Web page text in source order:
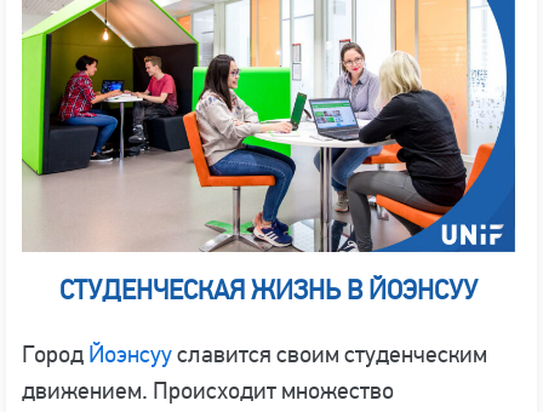
СТУДЕНЧЕСКАЯ ЖИЗНЬ В ЙОЭНСУУ
Город Йоэнсууславится своим студенческим
движением. Происходит множество